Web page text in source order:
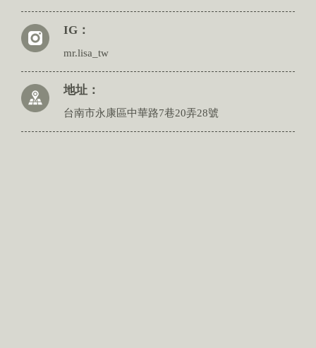
IG：
mr.lisa_tw
地址：
台南市永康區中華路7巷20弄28號